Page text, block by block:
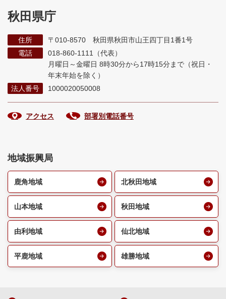
秋田県庁
住所
〒010-8570 秋田県秋田市山王四丁目1番1号
電話
018-860-1111（代表）
月曜日～金曜日 8時30分から17時15分まで （祝日・
年末年始を除く）
法人番号
1000020050008
アクセス 部署別電話番号
地域振興局
鹿角地域 北秋田地域
山本地域 秋田地域
由利地域 仙北地域
平鹿地域 雄勝地域